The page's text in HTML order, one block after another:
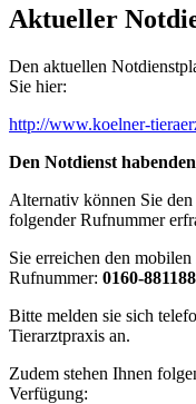
Aktueller
Den aktuellen
Sie hier:
http://www.koelner-
Den Notdienst
Alternativ können Sie
folgender Rufnummer
Sie erreichen den
Rufnummer: 0160-
Bitte melden sie sich
Tierarztpraxis an.
Zudem stehen Ihnen
Verfügung: